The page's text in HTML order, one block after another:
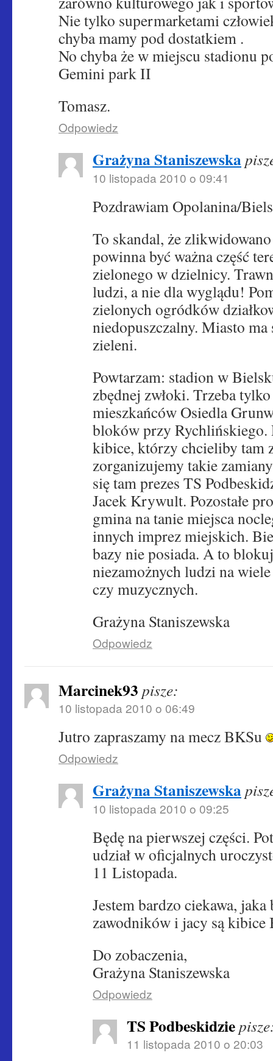
Nie tylko supermarketami
chyba mamy pod dostatkiem .
No chyba że w miejscu stadionu
Gemini park II
Tomasz.
Odpowiedz
Grażyna Staniszewska
10 listopada 2010 o 09:41
Pozdrawiam Opolanina/
To skandal, że
powinna być ważna część
zielonego w dzielnicy.
ludzi, a nie dla wyglądu!
zielonych ogródków
niedopuszczalny. Miasto ma
zieleni.
Powtarzam: stadion w
zbędnej zwłoki. Trzeba
mieszkańców Osiedla
bloków przy Rychlińskiego.
kibice, którzy chcieliby tam
zorganizujemy takie
się tam prezes TS
Jacek Krywult. Pozostałe
gmina na tanie miejsca
innych imprez miejskich.
bazy nie posiada. A to
niezamożnych ludzi na
czy muzycznych.
Grażyna Staniszewska
Odpowiedz
Marcinek93 pisze:
10 listopada 2010 o 06:49
Jutro zapraszamy na mecz BKSu
Odpowiedz
Grażyna Staniszewska
10 listopada 2010 o 09:25
Będę na pierwszej części.
udział w oficjalnych
11 Listopada.
Jestem bardzo ciekawa, jaka
zawodników i jacy są kibice
Do zobaczenia,
Grażyna Staniszewska
Odpowiedz
TS Podbeskidzie
11 listopada 2010 o 20:03